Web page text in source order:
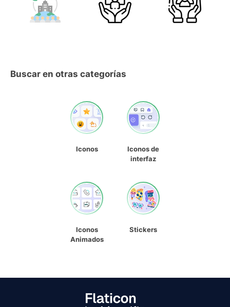
Buscar en otras categorías
Iconos
Iconos de
interfaz
Iconos
Animados
Stickers